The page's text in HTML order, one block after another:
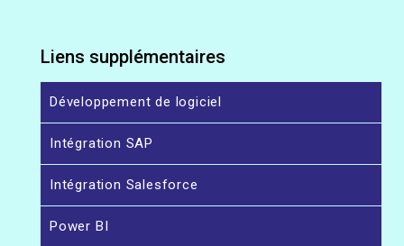
Liens supplémentaires
Développement de logiciel
Intégration SAP
Intégration Salesforce
Power BI